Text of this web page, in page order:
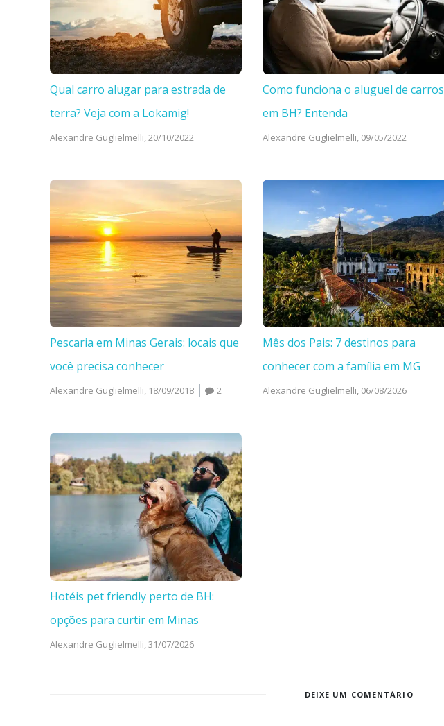
Qual carro alugar para estrada de
terra? Veja com a Lokamig!
Alexandre Guglielmelli,20/10/2022
Como funciona o aluguel de carros
em BH? Entenda
Alexandre Guglielmelli, 09/05/2022
Pescaria em Minas Gerais: locais que
você precisa conhecer
Alexandre Guglielmelli, 18/09/2018 2
Mês dos Pais: 7 destinos para
conhecer com a família em MG
Alexandre Guglielmelli, 06/08/2026
Hotéis pet friendly perto de BH:
opções para curtir em Minas
Alexandre Guglielmelli, 31/07/2026
DEIXE UM COMENTÁRIO